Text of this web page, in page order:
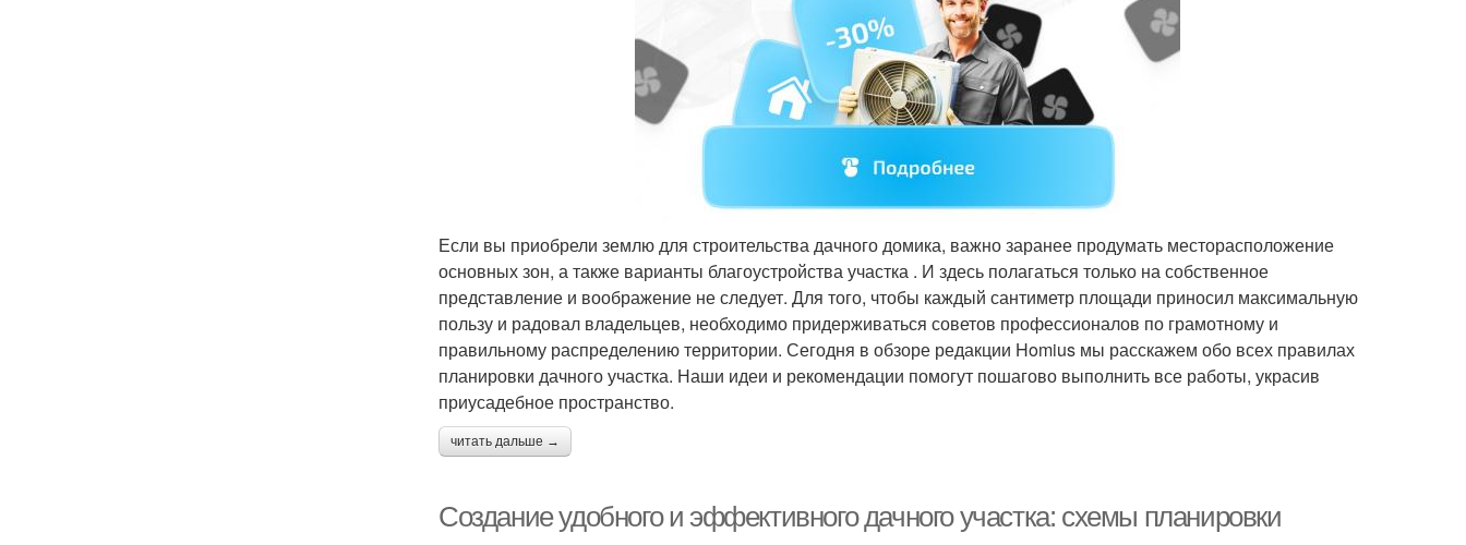
Если вы приобрели землю для строительства дачного домика, важно заранее продумать месторасположение
основных зон, а также варианты благоустройства участка . И здесь полагаться только на собственное
представление и воображение не следует. Для того, чтобы каждый сантиметр площади приносил максимальную
пользу и радовал владельцев, необходимо придерживаться советов профессионалов по грамотному и
правильному распределению территории. Сегодня в обзоре редакции Homius мы расскажем обо всех правилах
планировки дачного участка. Наши идеи и рекомендации помогут пошагово выполнить все работы, украсив
приусадебное пространство.
читать дальше →
Создание удобного и эффективного дачного участка: схемы планировки